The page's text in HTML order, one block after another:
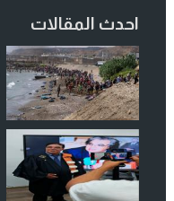
احدث المقالات